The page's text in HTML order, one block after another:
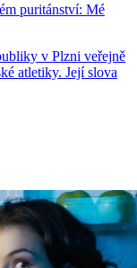
puritánství: Mé
v Plzni veřejně
atletiky. Její slova